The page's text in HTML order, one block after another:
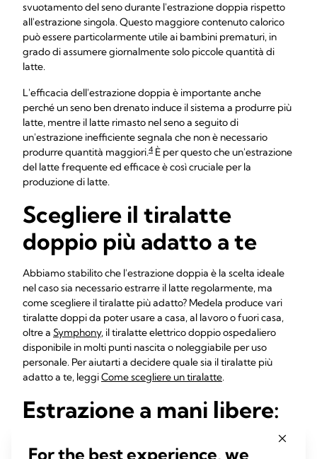
svuotamento del seno durante l'estrazione doppia rispetto
all'estrazione singola. Questo maggiore contenuto calorico
può essere particolarmente utile ai bambini prematuri, in
grado di assumere giornalmente solo piccole quantità di
latte.
L'efficacia dell'estrazione doppia è importante anche
perché un seno ben drenato induce il sistema a produrre più
latte, mentre il latte rimasto nel seno a seguito di
un'estrazione inefficiente segnala che non è necessario
produrre quantità maggiori.4 È per questo che un'estrazione
del latte frequente ed efficace è così cruciale per la
produzione di latte.
Scegliere il tiralatte
doppio più adatto a te
Abbiamo stabilito che l'estrazione doppia è la scelta ideale
nel caso sia necessario estrarre il latte regolarmente, ma
come scegliere il tiralatte più adatto? Medela produce vari
tiralatte doppi da poter usare a casa, al lavoro o fuori casa,
oltre a Symphony, il tiralatte elettrico doppio ospedaliero
disponibile in molti punti nascita o noleggiabile per uso
personale. Per aiutarti a decidere quale sia il tiralatte più
adatto a te, leggiCome scegliere un tiralatte.
Estrazione a mani libere:
For the best experience, we